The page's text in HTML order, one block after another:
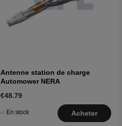
Antenne station de charge
Automower NERA
€48.79
En stock Acheter